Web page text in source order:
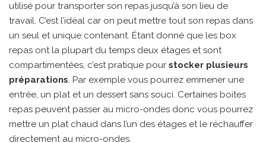
utilisé pour transporter son repas jusqu’à son lieu de
travail. C’est l’idéal car on peut mettre tout son repas dans
un seul et unique contenant. Étant donné que les box
repas ont la plupart du temps deux étages et sont
compartimentées, c’est pratique pour stocker plusieurs
préparations. Par exemple vous pourrez emmener une
entrée, un plat et un dessert sans souci. Certaines boites
repas peuvent passer au micro-ondes donc vous pourrez
mettre un plat chaud dans l’un des étages et le réchauffer
directement au micro-ondes.